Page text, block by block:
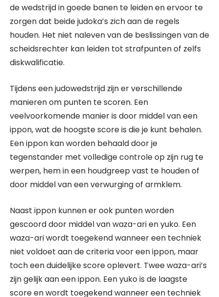
de wedstrijd in goede banen te leiden en ervoor te
zorgen dat beide judoka’s zich aan de regels
houden. Het niet naleven van de beslissingen van de
scheidsrechter kan leiden tot strafpunten of zelfs
diskwalificatie.
Tijdens een judowedstrijd zijn er verschillende
manieren om punten te scoren. Een
veelvoorkomende manier is door middel van een
ippon, wat de hoogste score is die je kunt behalen.
Een ippon kan worden behaald door je
tegenstander met volledige controle op zijn rug te
werpen, hem in een houdgreep vast te houden of
door middel van een verwurging of armklem.
Naast ippon kunnen er ook punten worden
gescoord door middel van waza-ari en yuko. Een
waza-ari wordt toegekend wanneer een techniek
niet voldoet aan de criteria voor een ippon, maar
toch een duidelijke score oplevert. Twee waza-ari’s
zijn gelijk aan een ippon. Een yuko is de laagste
score en wordt toegekend wanneer een techniek